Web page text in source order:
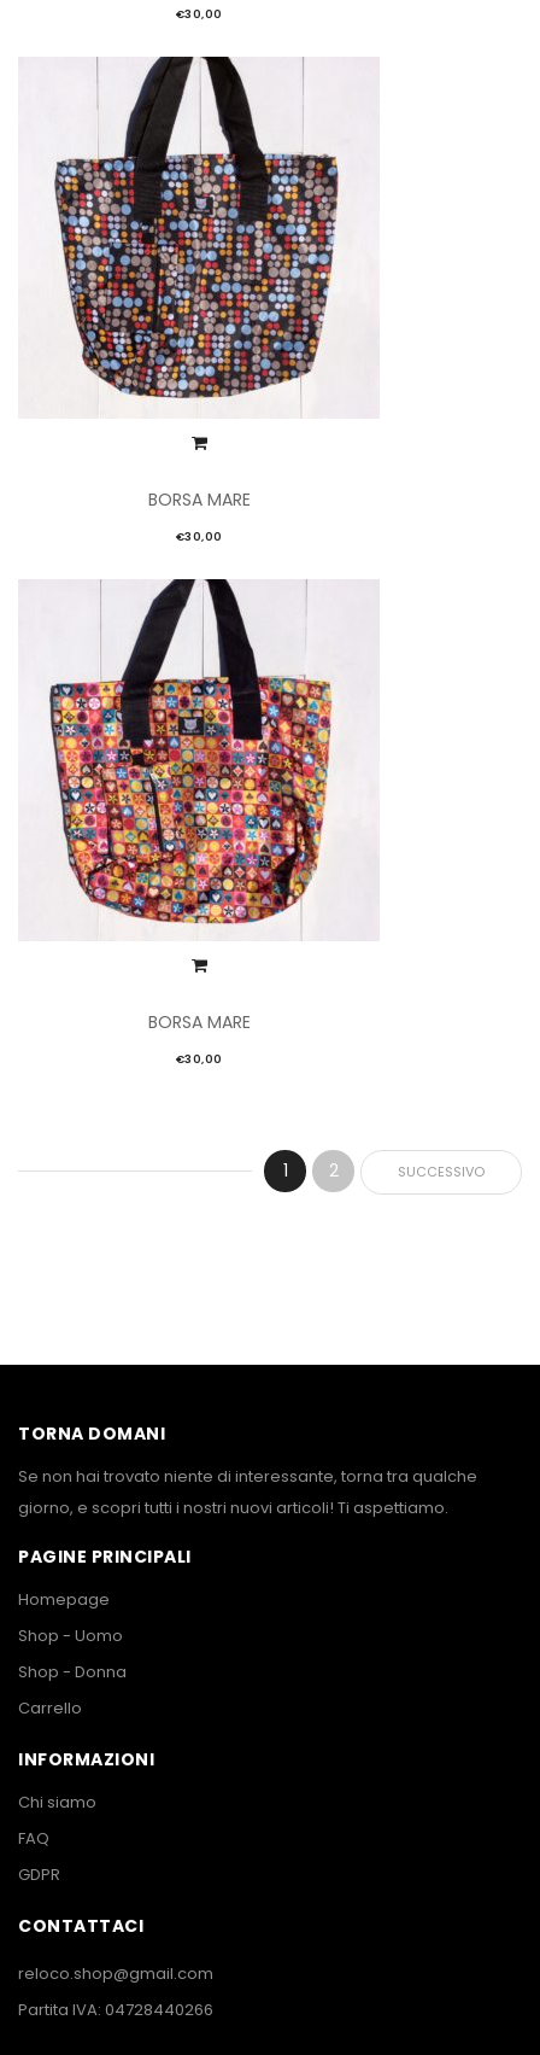
€30,00
BORSA MARE
€30,00
BORSA MARE
€30,00
1 2 SUCCESSIVO
TORNA DOMANI
Se non hai trovato niente di interessante, torna tra qualche
giorno, e scopri tutti i nostri nuovi articoli! Ti aspettiamo.
PAGINE PRINCIPALI
Homepage
Shop - Uomo
Shop - Donna
Carrello
INFORMAZIONI
Chi siamo
FAQ
GDPR
CONTATTACI
reloco.shop@gmail.com
Partita IVA: 04728440266